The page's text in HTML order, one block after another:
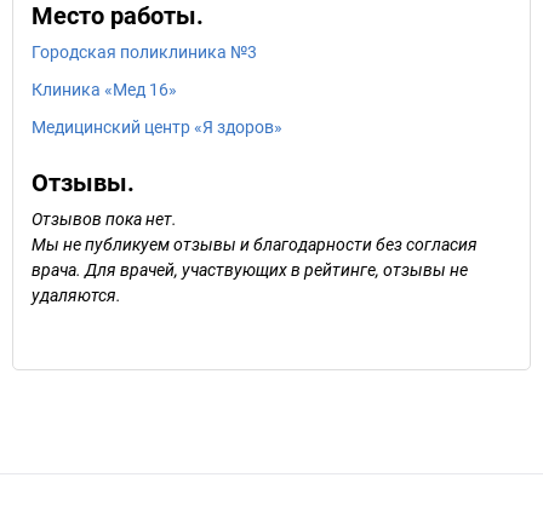
Место работы.
Городская поликлиника №3
Клиника «Мед 16»
Медицинский центр «Я здоров»
Отзывы.
Отзывов пока нет.
Мы не публикуем отзывы и благодарности без согласия
врача. Для врачей, участвующих в рейтинге, отзывы не
удаляются.